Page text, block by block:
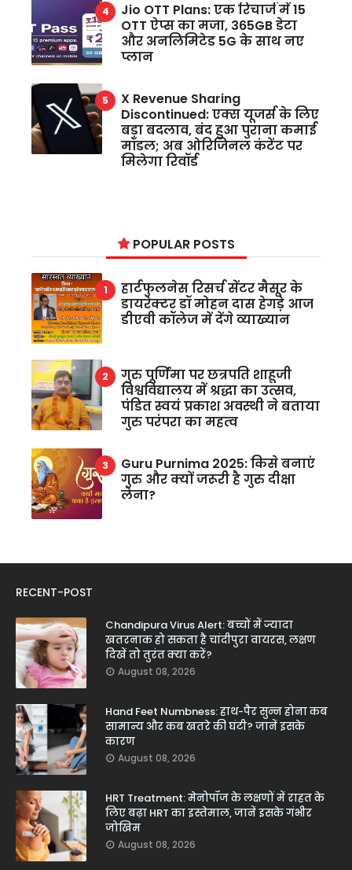
Jio OTT Plans: एक रिचार्ज में 15
OTT ऐप्स का मजा, 365GB डेटा
और अनलिमिटेड 5G के साथ नए
प्लान
X Revenue Sharing
Discontinued: एक्स यूजर्स के लिए
बड़ा बदलाव, बंद हुआ पुराना कमाई
मॉडल; अब ओरिजिनल कंटेंट पर
मिलेगा रिवॉर्ड
POPULAR POSTS
हार्टफुलनेस रिसर्च सेंटर मैसूर के
डायरेक्टर डॉ मोहन दास हेगड़े आज
डीएवी कॉलेज में देंगे व्याख्यान
गुरु पूर्णिमा पर छत्रपति शाहूजी
विश्वविद्यालय में श्रद्धा का उत्सव,
पंडित स्वयं प्रकाश अवस्थी ने बताया
गुरु परंपरा का महत्व
Guru Purnima 2025: किसे बनाएं
गुरु और क्यों जरूरी है गुरु दीक्षा
लेना?
RECENT-POST
Chandipura Virus Alert: बच्चों में ज्यादा
खतरनाक हो सकता है चांदीपुरा वायरस, लक्षण
दिखें तो तुरंत क्या करें?
August 08, 2026
Hand Feet Numbness: हाथ-पैर सुन्न होना कब
सामान्य और कब खतरे की घंटी? जानें इसके
कारण
August 08, 2026
HRT Treatment: मेनोपॉज के लक्षणों में राहत के
लिए बढ़ा HRT का इस्तेमाल, जानें इसके गंभीर
जोखिम
August 08, 2026